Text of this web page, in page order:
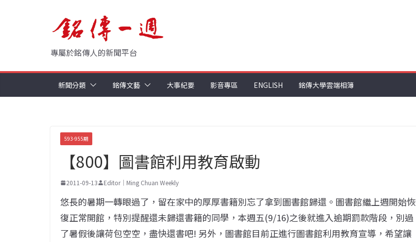
專屬於銘傳人的新聞平台
新聞分類 銘傳文藝 大事紀要 影音專區 ENGLISH 銘傳大學雲端相簿
593-955期
【800】圖書館利用教育啟動
2011-09-13 Editor｜Ming Chuan Weekly
悠長的暑期一轉眼過了，留在家中的厚厚書籍別忘了拿到圖書館歸還。圖書館繼上週開始恢
復正常開館，特別提醒還未歸還書籍的同學，本週五(9/16)之後就進入逾期罰款階段，別過
了暑假後讓荷包空空，盡快還書吧! 另外，圖書館目前正進行圖書館利用教育宣導，希望讓